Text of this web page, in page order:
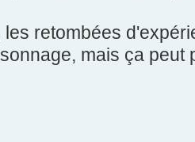
les retombées
mais ça peut